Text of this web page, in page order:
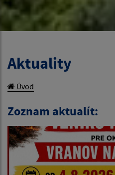
Aktuality
Úvod
Zoznam aktualít: